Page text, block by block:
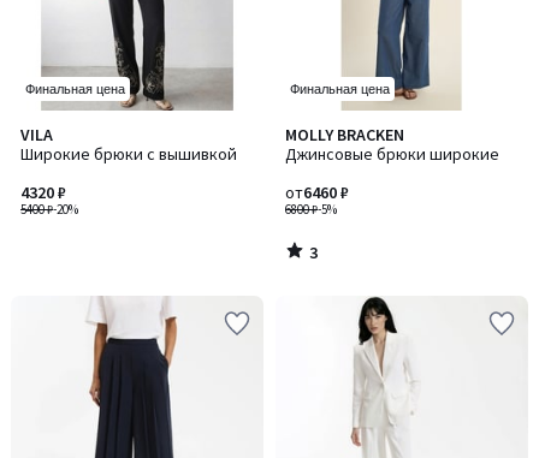
Финальная цена
VILA
Широкие брюки с вышивкой
5400 ₽-20%
4320 ₽
Финальная цена
MOLLY BRACKEN
Джинсовые брюки широкие
6800 ₽-5%
от6460 ₽
3
/
3
/